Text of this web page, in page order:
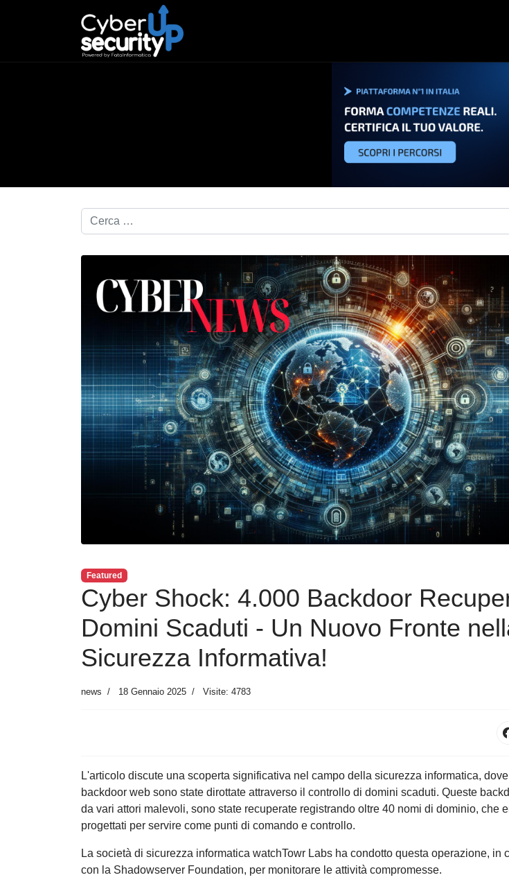
Cerca nel blog...
Featured
Cyber Shock: 4.000 Backdoor
Domini Scaduti - Un Nuovo Fronte
Sicurezza Informativa!
news 18 Gennaio 2025 Visite: 4783
L'articolo discute una scoperta significativa nel campo della sicurezza informatica,
backdoor web sono state dirottate attraverso il controllo di domini scaduti. Queste
da vari attori malevoli, sono state recuperate registrando oltre 40 nomi di dominio, che
progettati per servire come punti di comando e controllo.
La società di sicurezza informatica watchTowr Labs ha condotto questa operazione, in
con la Shadowserver Foundation, per monitorare le attività compromesse.